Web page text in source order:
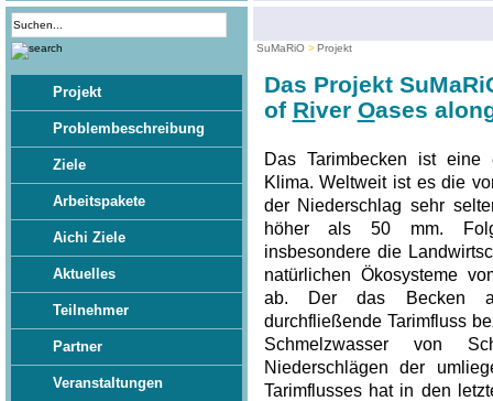
Projekt
Problembeschreibung
Ziele
Arbeitspakete
Aichi Ziele
Aktuelles
Teilnehmer
Partner
Veranstaltungen
SuMaRiO Projekt
Das Projekt
of River Oases
Das Tarimbecken ist eine
Klima. Weltweit ist es die
der Niederschlag sehr
höher als 50 mm.
insbesondere die
natürlichen Ökosysteme
ab. Der das Becken
durchfließende Tarimfluss
Schmelzwasser von
Niederschlägen der
Tarimflusses hat in den